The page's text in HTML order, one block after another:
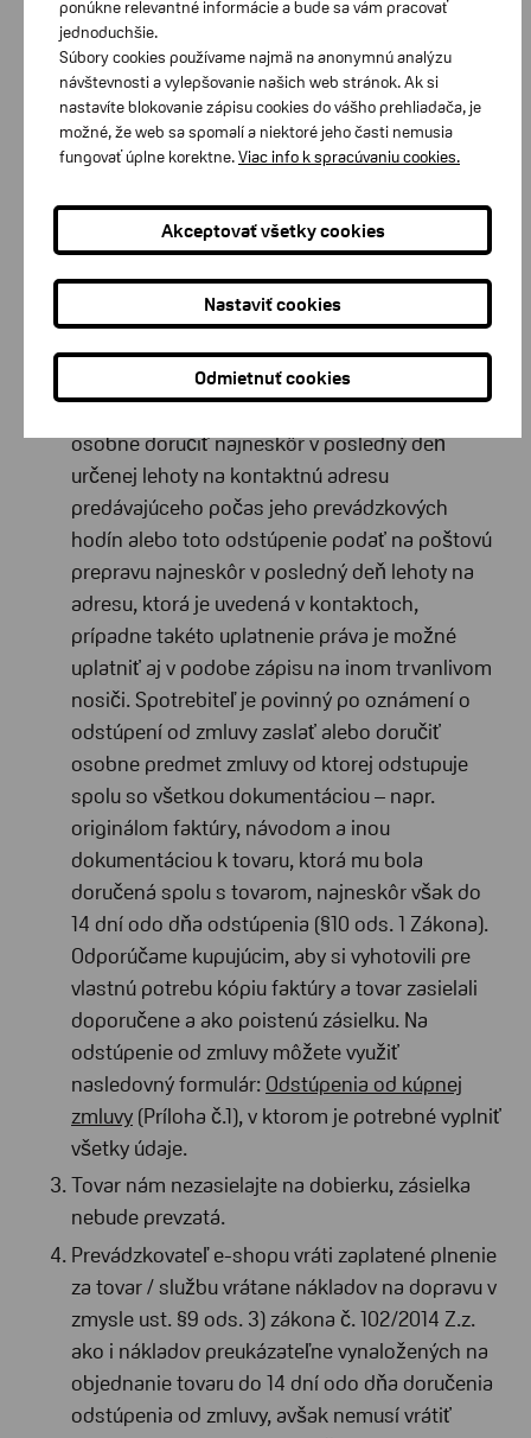
uzavretej mimo prevádzkových priestorov
predávajúceho a o zmene a doplnení niektorých
zákonov (ďalej len ako „Zákon“) podľa
ustanovení §7 anasledujúcich právo odstúpiť
od kúpnej zmluvy do 14 kalendárnych dni odo
informačné povinnosti podľa tohto zákona, pre
ostatné prípady sa uplatňuje ods. 2 alebo 3
Zákona. Ak predmetom kúpnej zmluvy je
dodanie tovaru, spotrebiteľ má právo odstúpiť
Spotrebiteľ je povinný, ak toto právo chce
osobne doručiť najneskôr v posledný deň
určenej lehoty na kontaktnú adresu
predávajúceho počas jeho prevádzkových
hodín alebo toto odstúpenie podať na poštovú
prepravu najneskôr v posledný deň lehoty na
adresu, ktorá je uvedená v kontaktoch,
prípadne takéto uplatnenie práva je možné
uplatniť aj v podobe zápisu na inom trvanlivom
nosiči. Spotrebiteľ je povinný po oznámení o
odstúpení od zmluvy zaslať alebo doručiť
osobne predmet zmluvy od ktorej odstupuje
spolu so všetkou dokumentáciou – napr.
originálom faktúry, návodom a inou
dokumentáciou k tovaru, ktorá mu bola
doručená spolu s tovarom, najneskôr však do
14 dní odo dňa odstúpenia (§10 ods. 1 Zákona).
Odporúčame kupujúcim, aby si vyhotovili pre
vlastnú potrebu kópiu faktúry a tovar zasielali
doporučene a ako poistenú zásielku. Na
odstúpenie od zmluvy môžete využiť
nasledovný formulár: Odstúpenia od kúpnej
zmluvy (Príloha č.1), v ktorom je potrebné vyplniť
všetky údaje.
Tovar nám nezasielajte na dobierku, zásielka
nebude prevzatá.
Prevádzkovateľ e-shopu vráti zaplatené plnenie
za tovar / službu vrátane nákladov na dopravu v
zmysle ust. §9 ods. 3) zákona č. 102/2014 Z.z.
ako i nákladov preukázateľne vynaložených na
objednanie tovaru do 14 dní odo dňa doručenia
odstúpenia od zmluvy, avšak nemusí vrátiť
ponúkne relevantné informácie a bude sa vám pracovať
jednoduchšie.
Súbory cookies používame najmä na anonymnú analýzu
návštevnosti a vylepšovanie našich web stránok. Ak si
nastavíte blokovanie zápisu cookies do vášho prehliadača, je
možné, že web sa spomalí a niektoré jeho časti nemusia
fungovať úplne korektne.Viac info k spracúvaniu cookies.
Akceptovať všetky cookies
Nastaviť cookies
Odmietnuť cookies